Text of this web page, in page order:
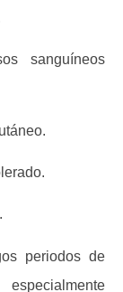
sanguíneos
.
periodos de